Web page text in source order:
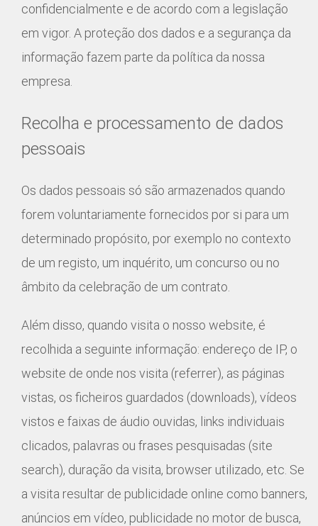
confidencialmente e de acordo com a legislação
em vigor. A proteção dos dados e a segurança da
informação fazem parte da política da nossa
empresa.
Recolha e processamento de dados
pessoais
Os dados pessoais só são armazenados quando
forem voluntariamente fornecidos por si para um
determinado propósito, por exemplo no contexto
de um registo, um inquérito, um concurso ou no
âmbito da celebração de um contrato.
Além disso, quando visita o nosso website, é
recolhida a seguinte informação: endereço de IP, o
website de onde nos visita (referrer), as páginas
vistas, os ficheiros guardados (downloads), vídeos
vistos e faixas de áudio ouvidas, links individuais
clicados, palavras ou frases pesquisadas (site
search), duração da visita, browser utilizado, etc. Se
a visita resultar de publicidade online como banners,
anúncios em vídeo, publicidade no motor de busca,